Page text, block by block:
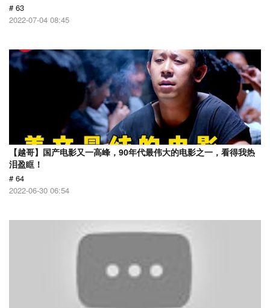
# 63
2022-07-04 08:45
【越哥】国产电影又一高峰，90年代最伟大的电影之一，看得我热
泪盈眶！
# 64
2022-06-30 06:54